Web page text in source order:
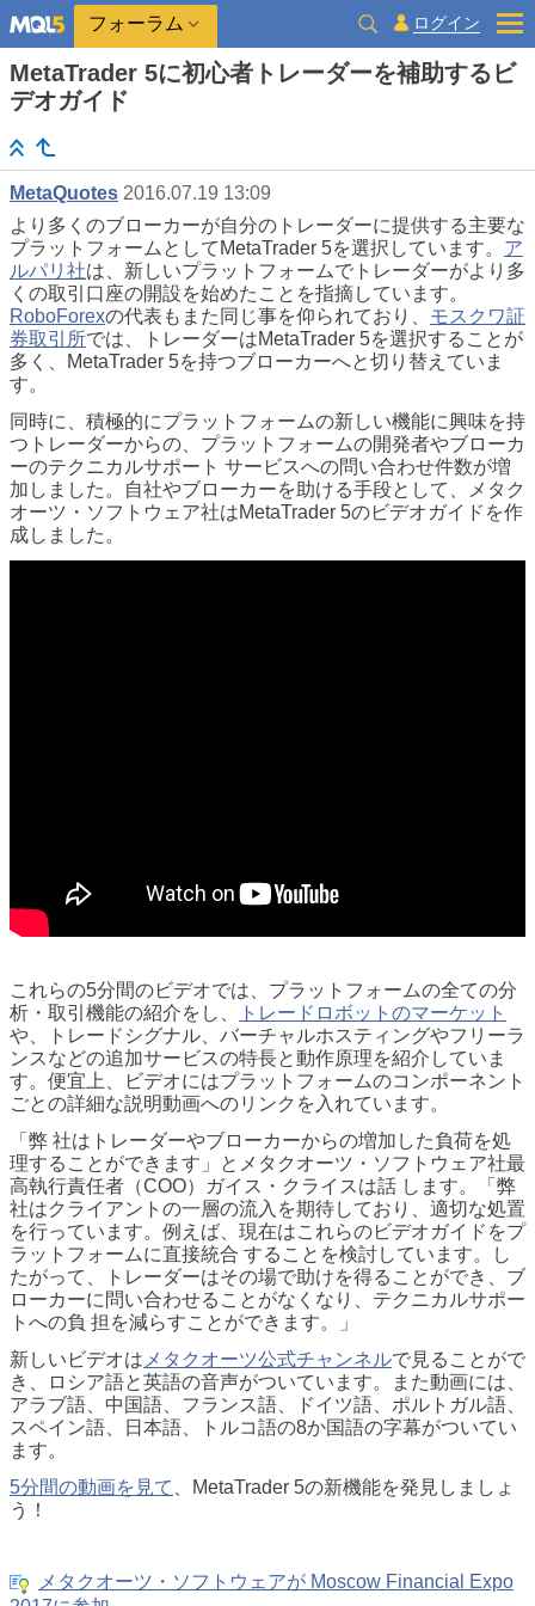
フォーラム ログイン
MetaTrader 5に初心者トレーダーを補助するビ
デオガイド
MetaQuotes 2016.07.19 13:09
より多くのブローカーが自分のトレーダーに提供する主要な
プラットフォームとしてMetaTrader 5を選択しています。 ア
ルパリ社は、新しいプラットフォームでトレーダーがより多
くの取引口座の開設を始めたことを指摘しています。
RoboForexの代表もまた同じ事を仰られており、 モスクワ証
券取引所では、トレーダーはMetaTrader 5を選択することが
多く、MetaTrader 5を持つブローカーへと切り替えていま
す。
同時に、積極的にプラットフォームの新しい機能に興味を持
つトレーダーからの、プラットフォームの開発者やブローカ
ーのテクニカルサポート サービスへの問い合わせ件数が増
加しました。自社やブローカーを助ける手段として、メタク
オーツ・ソフトウェア社はMetaTrader 5のビデオガイドを作
成しました。
これらの5分間のビデオでは、プラットフォームの全ての分
析・取引機能の紹介をし、
トレードロボットのマーケット
や、トレードシグナル、バーチャルホスティングやフリーラ
ンスなどの追加サービスの特長と動作原理を紹介していま
す。便宜上、ビデオにはプラットフォームのコンポーネント
ごとの詳細な説明動画へのリンクを入れています。
「弊 社はトレーダーやブローカーからの増加した負荷を処
理することができます」とメタクオーツ・ソフトウェア社最
高執行責任者（COO）ガイス・クライスは話 します。「弊
社はクライアントの一層の流入を期待しており、適切な処置
を行っています。例えば、現在はこれらのビデオガイドをプ
ラットフォームに直接統合 することを検討しています。し
たがって、トレーダーはその場で助けを得ることができ、ブ
ローカーに問い合わせることがなくなり、テクニカルサポー
トへの負 担を減らすことができます。」
新しいビデオは メタクオーツ公式チャンネルで見ることがで
き、ロシア語と英語の音声がついています。また動画には、
アラブ語、中国語、フランス語、ドイツ語、ポルトガル語、
スペイン語、日本語、トルコ語の8か国語の字幕がついてい
ます。
5分間の動画を見て
、MetaTrader 5の新機能を発見しましょ
う！
メタクオーツ・ソフトウェアが Moscow Financial Expo